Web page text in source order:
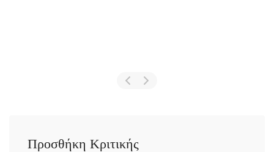
Προσθήκη Κριτικής